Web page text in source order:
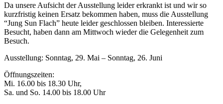
Da unsere Aufsicht der Ausstellung leider erkrankt ist und wir so
kurzfristig keinen Ersatz bekommen haben, muss die Ausstellung
“Jung Sun Flach” heute leider geschlossen bleiben. Interessierte
Besucht, haben dann am Mittwoch wieder die Gelegenheit zum
Besuch.
Ausstellung: Sonntag, 29. Mai – Sonntag, 26. Juni
Öffnungszeiten:
Mi. 16.00 bis 18.30 Uhr,
Sa. und So. 14.00 bis 18.00 Uhr